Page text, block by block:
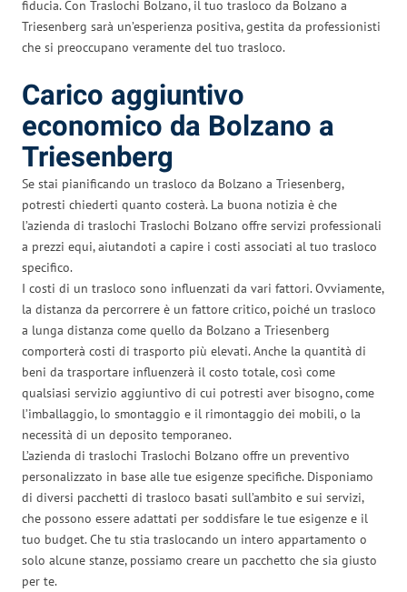
fiducia. Con Traslochi Bolzano, il tuo trasloco da Bolzano a
Triesenberg sarà un’esperienza positiva, gestita da professionisti
che si preoccupano veramente del tuo trasloco.
Carico aggiuntivo
economico da Bolzano a
Triesenberg
Se stai pianificando un trasloco da Bolzano a Triesenberg,
potresti chiederti quanto costerà. La buona notizia è che
l’azienda di traslochi Traslochi Bolzano offre servizi professionali
a prezzi equi, aiutandoti a capire i costi associati al tuo trasloco
specifico.
I costi di un trasloco sono influenzati da vari fattori. Ovviamente,
la distanza da percorrere è un fattore critico, poiché un trasloco
a lunga distanza come quello da Bolzano a Triesenberg
comporterà costi di trasporto più elevati. Anche la quantità di
beni da trasportare influenzerà il costo totale, così come
qualsiasi servizio aggiuntivo di cui potresti aver bisogno, come
l’imballaggio, lo smontaggio e il rimontaggio dei mobili, o la
necessità di un deposito temporaneo.
L’azienda di traslochi Traslochi Bolzano offre un preventivo
personalizzato in base alle tue esigenze specifiche. Disponiamo
di diversi pacchetti di trasloco basati sull’ambito e sui servizi,
che possono essere adattati per soddisfare le tue esigenze e il
tuo budget. Che tu stia traslocando un intero appartamento o
solo alcune stanze, possiamo creare un pacchetto che sia giusto
per te.